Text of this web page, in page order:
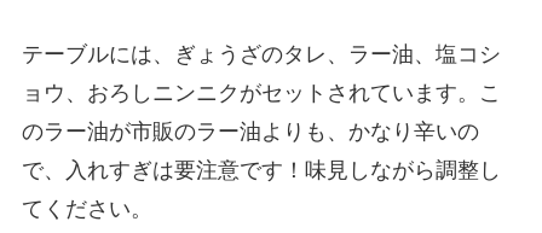
テーブルには、ぎょうざのタレ、ラー油、塩コシ
ョウ、おろしニンニクがセットされています。こ
のラー油が市販のラー油よりも、かなり辛いの
で、入れすぎは要注意です！味見しながら調整し
てください。